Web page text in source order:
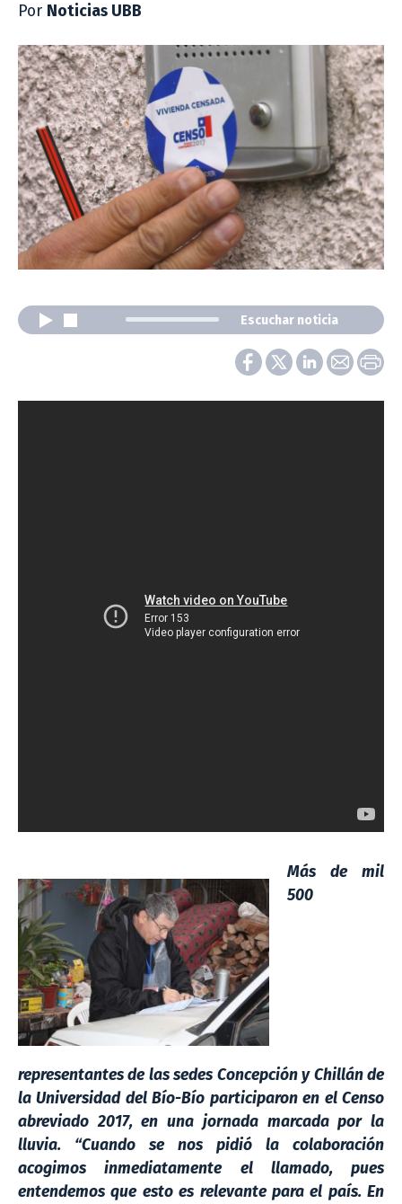
Por Noticias UBB
Escuchar noticia
Más de mil
500
representantes de las sedes Concepción y Chillán de
la Universidad del Bío-Bío participaron en el Censo
abreviado 2017, en una jornada marcada por la
lluvia. “Cuando se nos pidió la colaboración
acogimos inmediatamente el llamado, pues
entendemos que esto es relevante para el país. En